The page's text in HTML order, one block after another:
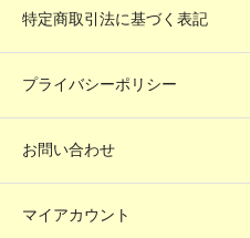
特定商取引法に基づく表記
プライバシーポリシー
お問い合わせ
マイアカウント